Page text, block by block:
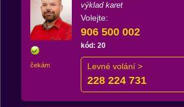
čekám
výklad karet
Volejte:
906 500 002
kód: 20
Levné volání >
228 224 731